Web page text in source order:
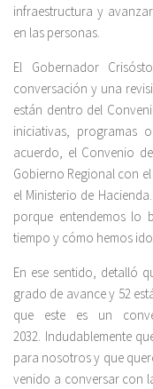
infraestructura y
en las personas.
El Gobernador
conversación y una
están dentro del
iniciativas, programas
acuerdo, el Convenio
Gobierno Regional con
el Ministerio de
porque entendemos lo
tiempo y cómo hemos
En ese sentido, detalló
grado de avance y 52
que este es un
2032. Indudablemente
para nosotros y que
venido a conversar con